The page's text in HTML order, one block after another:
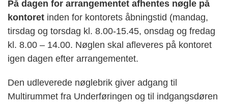
På dagen for arrangementet afhentes nøgle på
kontoret inden for kontorets åbningstid (mandag,
tirsdag og torsdag kl. 8.00-15.45, onsdag og fredag
kl. 8.00 – 14.00. Nøglen skal afleveres på kontoret
igen dagen efter arrangementet.
Den udleverede nøglebrik giver adgang til
Multirummet fra Underføringen og til indgangsdøren